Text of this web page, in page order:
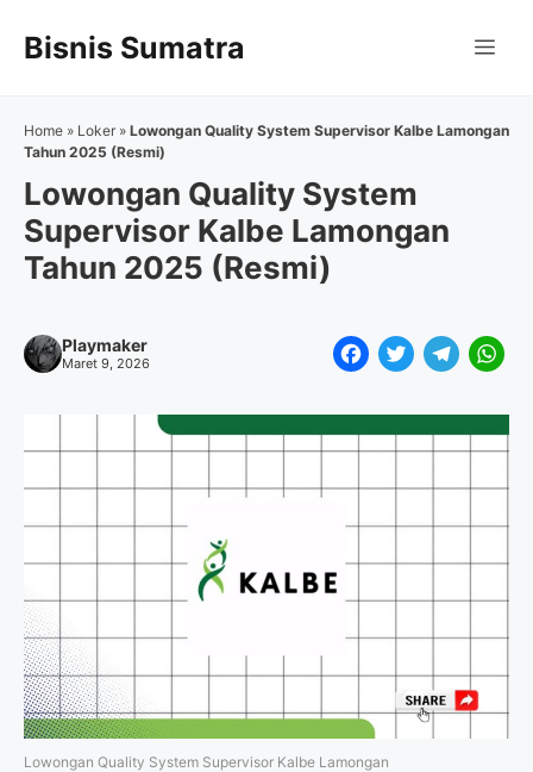
Bisnis Sumatra
Home » Loker » Lowongan Quality System Supervisor Kalbe Lamongan
Tahun 2025 (Resmi)
Lowongan Quality System
Supervisor Kalbe Lamongan
Tahun 2025 (Resmi)
Playmaker
Maret 9, 2026
F
c
o
k
T
i
r
T
l
a
m
W
a
p
p
Lowongan Quality System Supervisor Kalbe Lamongan